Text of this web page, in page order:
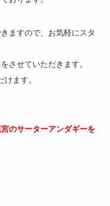
ますので、お気軽にスタ
させていただきます。
けます。
のサーターアンダギーを